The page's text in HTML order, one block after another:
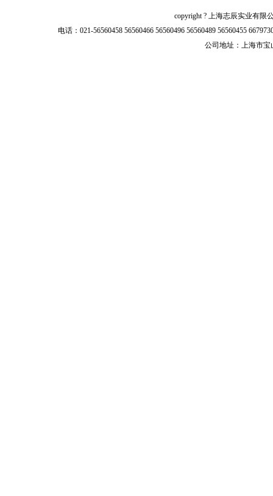
copyright ? 上海志辰实业有限
电话：021-56560458 56560466 56560496 56560489 56560455
公司地址：上海市宝